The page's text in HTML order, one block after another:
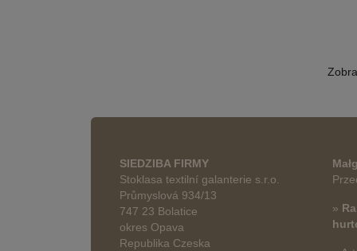
SIEDZIBA FIRMY
Stoklasa textilní galanterie s.r.o.
Průmyslová 934/13
747 23 Bolatice
okres Opava
Republika Czeska
»